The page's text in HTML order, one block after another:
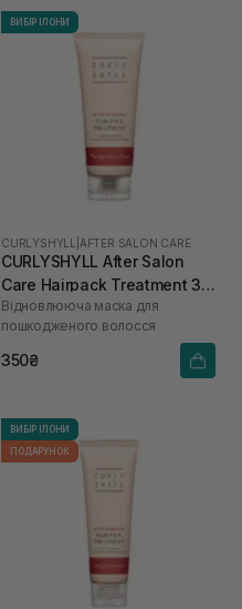
ВИБІР ІЛОНИ
CURLYSHYLL AFTER SALON CARE
CURLYSHYLL After Salon
Care Hairpack Treatment 30
мл
Відновлююча маска для
пошкодженого волосся
350₴
ВИБІР ІЛОНИ
ПОДАРУНОК